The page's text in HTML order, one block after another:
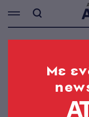
PAPER - 136
Mε